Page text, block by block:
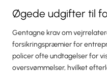
Øgede udgifter til
Gentagne krav om
forsikringspræmier for
policer ofte undtagelser for
oversvømmelser, hvilket